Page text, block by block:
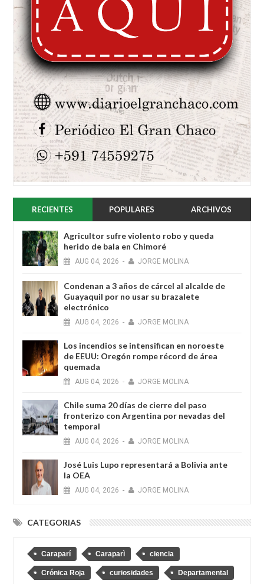
RECIENTES POPULARES ARCHIVOS
Agricultor sufre violento robo y queda
herido de bala en Chimoré
AUG 04, 2026 - JORGE MOLINA
Condenan a 3 años de cárcel al alcalde de
Guayaquil por no usar su brazalete
electrónico
AUG 04, 2026 - JORGE MOLINA
Los incendios se intensifican en noroeste
de EEUU: Oregón rompe récord de área
quemada
AUG 04, 2026 - JORGE MOLINA
Chile suma 20 días de cierre del paso
fronterizo con Argentina por nevadas del
temporal
AUG 04, 2026 - JORGE MOLINA
José Luis Lupo representará a Bolivia ante
la OEA
AUG 04, 2026 - JORGE MOLINA
CATEGORIAS
Caraparí Caraparì ciencia
Crónica Roja curiosidades Departamental